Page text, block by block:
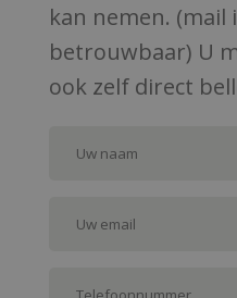
kan nemen. (mail
betrouwbaar) U
ook zelf direct